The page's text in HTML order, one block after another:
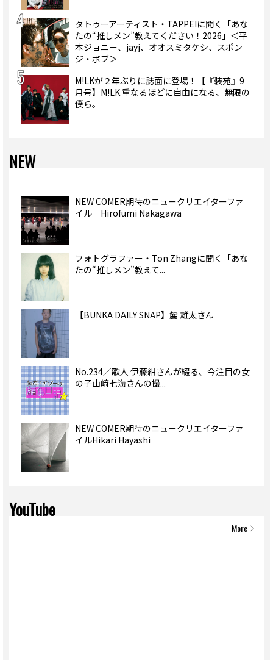
タトゥーアーティスト・TAPPEIに聞く「あな
たの“推しメン”教えてください！2026」＜平
本ジョニー、jayj、オオスミタケシ、スポン
ジ・ボブ＞
M!LKが２年ぶりに誌面に登場！【『装苑』9
月号】M!LK 重なるほどに自由になる、無限の
僕ら。
NEW
NEW COMER期待のニュークリエイターファ
イル Hirofumi Nakagawa
フォトグラファー・Ton Zhangに聞く「あな
たの“推しメン”教えて...
【BUNKA DAILY SNAP】麓 雄太さん
No.234／歌人 伊藤紺さんが綴る、今注目の女
の子山﨑七海さんの撮...
NEW COMER期待のニュークリエイターファ
イルHikari Hayashi
YouTube
More